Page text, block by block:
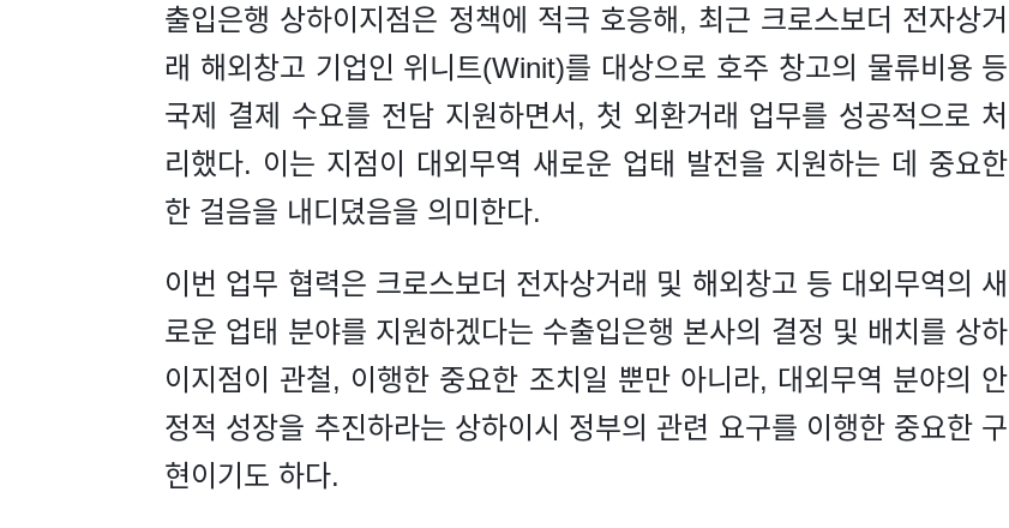
출입은행 상하이지점은 정책에 적극 호응해, 최근 크로스보더 전자상거
래 해외창고 기업인 위니트(Winit)를 대상으로 호주 창고의 물류비용 등
국제 결제 수요를 전담 지원하면서, 첫 외환거래 업무를 성공적으로 처
리했다. 이는 지점이 대외무역 새로운 업태 발전을 지원하는 데 중요한
한 걸음을 내디뎠음을 의미한다.
이번 업무 협력은 크로스보더 전자상거래 및 해외창고 등 대외무역의 새
로운 업태 분야를 지원하겠다는 수출입은행 본사의 결정 및 배치를 상하
이지점이 관철, 이행한 중요한 조치일 뿐만 아니라, 대외무역 분야의 안
정적 성장을 추진하라는 상하이시 정부의 관련 요구를 이행한 중요한 구
현이기도 하다.